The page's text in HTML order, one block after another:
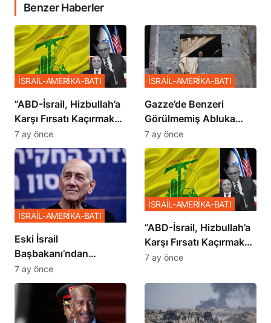
Benzer Haberler
​​​​​​​”ABD-İsrail, Hizbullah’a
Karşı Fırsatı Kaçırmak
İstemiyor”
İSRAİL-AMERİKA-BATI
7 ay önce
​​​​​​​Gazze’de Benzeri
Görülmemiş Abluka
Planı
İSRAİL-AMERİKA-BATI
7 ay önce
Eski İsrail
Başbakanı’ndan
Netanyahu’ya Ağır
Sözler
İSRAİL-AMERİKA-BATI
7 ay önce
​​​​​​​”ABD-İsrail, Hizbullah’a
Karşı Fırsatı Kaçırmak
İstemiyor”
İSRAİL-AMERİKA-BATI
7 ay önce